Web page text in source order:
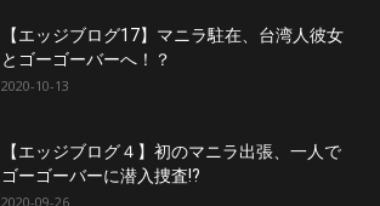
【エッジブログ17】マニラ駐在、台湾人彼女
とゴーゴーバーへ！？
2020-10-13
【エッジブログ４】初のマニラ出張、一人で
ゴーゴーバーに潜入捜査!?
2020-09-26